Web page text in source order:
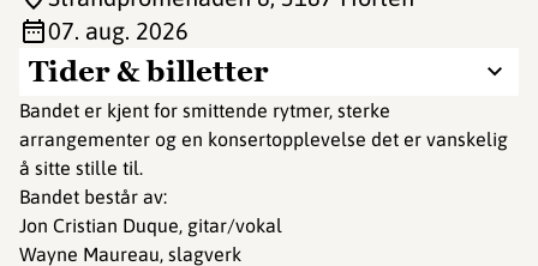
Tider & billetter
Bandet er kjent for smittende rytmer, sterke
arrangementer og en konsertopplevelse det er vanskelig
å sitte stille til.
Bandet består av:
Jon Cristian Duque, gitar/vokal
Wayne Maureau, slagverk
07. aug. 2026